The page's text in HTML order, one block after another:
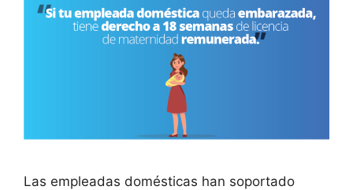
Las empleadas domésticas han soportado